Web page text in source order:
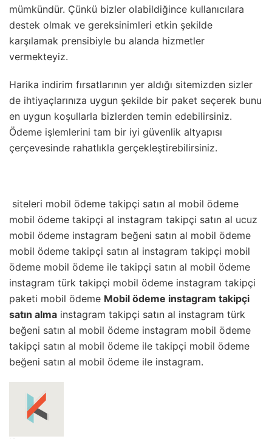
mümkündür. Çünkü bizler olabildiğince kullanıcılara
destek olmak ve gereksinimleri etkin şekilde
karşılamak prensibiyle bu alanda hizmetler
vermekteyiz.
Harika indirim fırsatlarının yer aldığı sitemizden sizler
de ihtiyaçlarınıza uygun şekilde bir paket seçerek bunu
en uygun koşullarla bizlerden temin edebilirsiniz.
Ödeme işlemlerini tam bir iyi güvenlik altyapısı
çerçevesinde rahatlıkla gerçekleştirebilirsiniz.
siteleri mobil ödeme takipçi satın al mobil ödeme
mobil ödeme takipçi al instagram takipçi satın al ucuz
mobil ödeme instagram beğeni satın al mobil ödeme
mobil ödeme takipçi satın al instagram takipçi mobil
ödeme mobil ödeme ile takipçi satın al mobil ödeme
instagram türk takipçi mobil ödeme instagram takipçi
paketi mobil ödeme Mobil ödeme instagram takipçi
satın alma instagram takipçi satın al instagram türk
beğeni satın al mobil ödeme instagram mobil ödeme
takipçi satın al mobil ödeme ile takipçi mobil ödeme
beğeni satın al mobil ödeme ile instagram.